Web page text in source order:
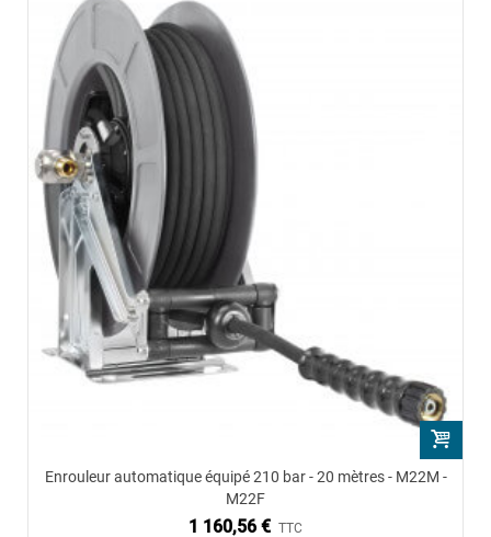
Enrouleur automatique équipé 210 bar - 20 mètres - M22M -
M22F
1 160,56 € TTC